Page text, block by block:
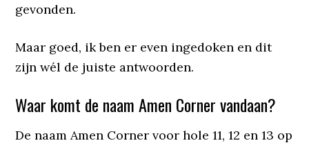
gevonden.
Maar goed, ik ben er even ingedoken en dit
zijn wél de juiste antwoorden.
Waar komt de naam Amen Corner vandaan?
De naam Amen Corner voor hole 11, 12 en 13 op